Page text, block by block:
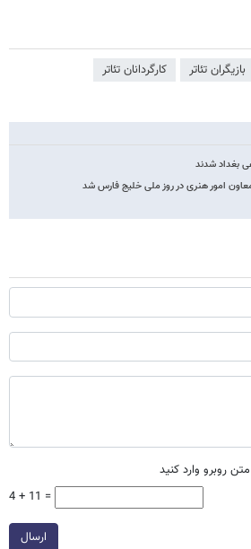
بازیگران تئاتر کارگردانان تئاتر
بغداد شدند
امور هنری در روز ملی خلیج فارس شد
روبرو وارد کنید
4 + 11 =
ارسال